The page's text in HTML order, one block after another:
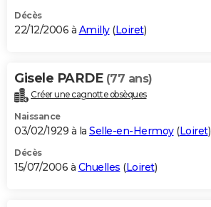
Décès
22/12/2006 à Amilly(Loiret)
Gisele PARDE (77 ans)
Créer une cagnotte obsèques
Naissance
03/02/1929 à la Selle-en-Hermoy(Loiret)
Décès
15/07/2006 à Chuelles (Loiret)